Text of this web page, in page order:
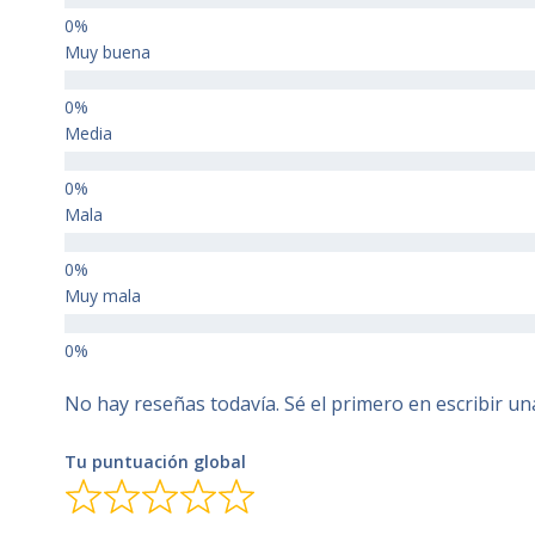
Muy buena
Media
Mala
Muy mala
No hay reseñas todavía. Sé el primero en escribir
Tu puntuación global